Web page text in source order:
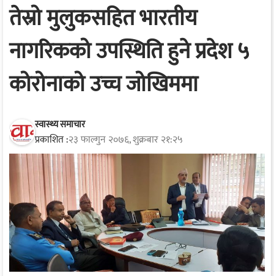
तेस्रो मुलुकसहित भारतीय
नागरिकको उपस्थिति हुने प्रदेश ५
कोरोनाको उच्च जोखिममा
स्वास्थ्य समाचार
प्रकाशित :२३ फाल्गुन २०७६, शुक्रबार २१:२५